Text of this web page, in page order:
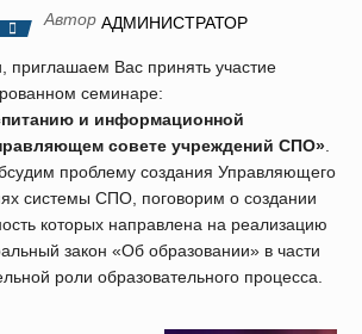
Автор АДМИНИСТРАТОР
приглашаем Вас принять участие
семинаре:
и информационной
совете учреждений СПО»
проблему создания Управляющего
системы СПО, поговорим о создании
которых направлена на реализацию
закон «Об образовании» в части
роли образовательного процесса.